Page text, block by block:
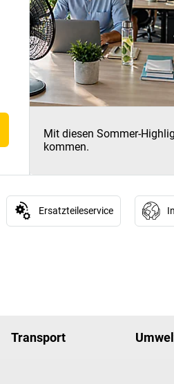
Mit diesen Sommer-
kommen.
Ersatzteileservice
Transport